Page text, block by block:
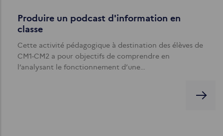
Produire un podcast d'information en
classe
Cette activité pédagogique à destination des élèves de
CM1-CM2 a pour objectifs de comprendre en
l’analysant le fonctionnement d’une…